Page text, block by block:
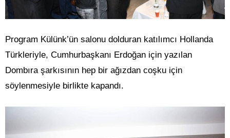
Program Külünk’ün salonu dolduran katılımcı Hollanda
Türkleriyle, Cumhurbaşkanı Erdoğan için yazılan
Dombıra şarkısının hep bir ağızdan coşku için
söylenmesiyle birlikte kapandı.